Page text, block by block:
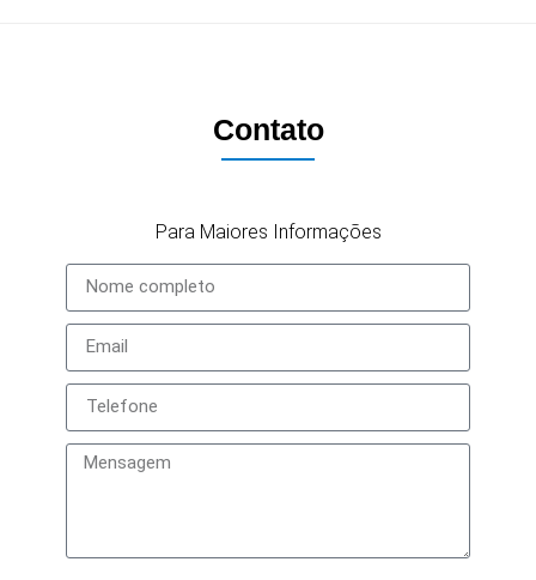
Contato
Para Maiores Informações